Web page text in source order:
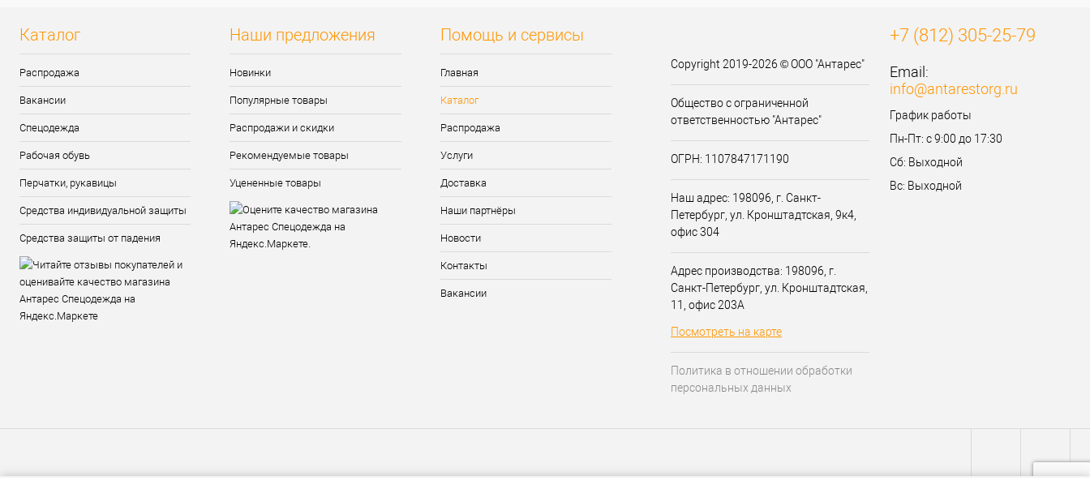
Каталог
Распродажа
Вакансии
Спецодежда
Рабочая обувь
Перчатки, рукавицы
Средства индивидуальной защиты
Средства защиты от падения
Наши предложения
Новинки
Популярные товары
Распродажи и скидки
Рекомендуемые товары
Уцененные товары
Помощь и сервисы
Главная
Каталог
Распродажа
Услуги
Доставка
Наши партнёры
Новости
Контакты
Вакансии
Copyright 2019-2026 © ООО "Антарес"
Общество с ограниченной
ответственностью "Антарес"
ОГРН: 1107847171190
Наш адрес: 198096, г. Санкт-
Петербург, ул. Кронштадтская, 9к4,
офис 304
Адрес производства: 198096, г.
Санкт-Петербург, ул. Кронштадтская,
11, офис 203А
Посмотреть на карте
Политика в отношении обработки
персональных данных
+7 (812) 305-25-79
Email:
info@antarestorg.ru
График работы
Пн-Пт: с 9:00 до 17:30
Сб: Выходной
Вс: Выходной